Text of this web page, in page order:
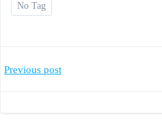
No Tag
Post
Previous post